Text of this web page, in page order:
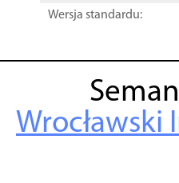
Wersja standardu: